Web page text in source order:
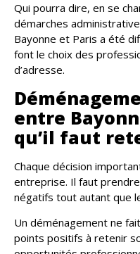
Qui pourra dire, en se
démarches
Bayonne et Paris a été
font le choix des
d’adresse.
entre
qu’il faut
Chaque décision
entreprise. Il faut
négatifs tout autant que
Un déménagement ne
points positifs à retenir